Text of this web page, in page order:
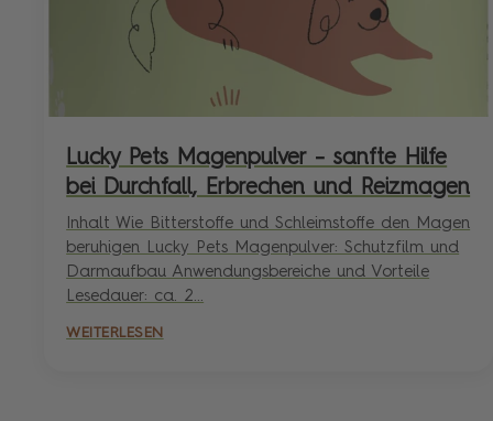
Lucky Pets Magenpulver – sanfte Hilfe
bei Durchfall, Erbrechen und Reizmagen
Inhalt Wie Bitterstoffe und Schleimstoffe den Magen
beruhigen Lucky Pets Magenpulver: Schutzfilm und
Darmaufbau Anwendungsbereiche und Vorteile
Lesedauer: ca. 2...
WEITERLESEN